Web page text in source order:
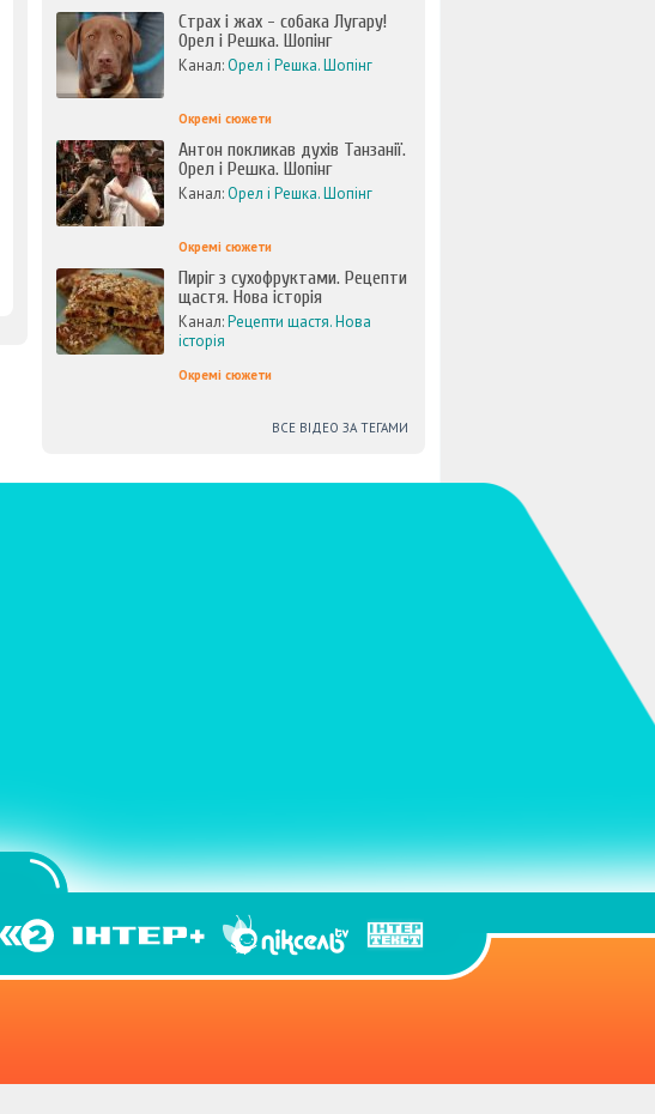
Страх і жах - собака Лугару!
Орел і Решка. Шопінг
Канал:Орел і Решка. Шопінг
Окремі сюжети
Антон покликав духів Танзанії.
Орел і Решка. Шопінг
Канал:Орел і Решка. Шопінг
Окремі сюжети
Пиріг з сухофруктами. Рецепти
щастя. Нова історія
Канал:Рецепти щастя. Нова
історія
Окремі сюжети
ВСЕ ВІДЕО ЗА ТЕГАМИ